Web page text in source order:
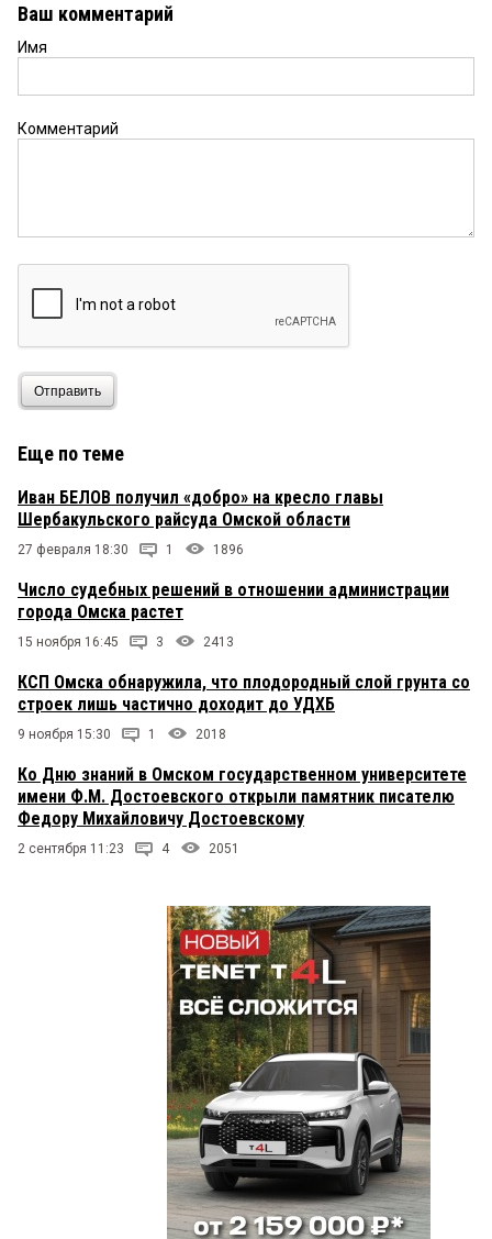
Ваш комментарий
Имя
Комментарий
Отправить
Еще по теме
Иван БЕЛОВ получил «добро» на кресло главы
Шербакульского райсуда Омской области
27 февраля 18:30 1 1896
Число судебных решений в отношении администрации
города Омска растет
15 ноября 16:45 3 2413
КСП Омска обнаружила, что плодородный слой грунта со
строек лишь частично доходит до УДХБ
9 ноября 15:30 1 2018
Ко Дню знаний в Омском государственном университете
имени Ф.М. Достоевского открыли памятник писателю
Федору Михайловичу Достоевскому
2 сентября 11:23 4 2051